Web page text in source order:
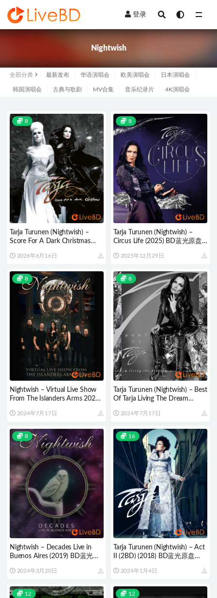
登录
Nightwish
全部分类 最新发布 华语演唱会 欧美演唱会 日本演唱会
韩国演唱会 古典与歌剧 MV合集 音乐纪录片 4K演唱会
8
Tarja Turunen (Nightwish) –
Score For A Dark Christmas
2026年6月16日
8
Tarja Turunen (Nightwish) –
Circus Life (2025) BD蓝光原盘
2025年12月29日
8
Nightwish – Virtual Live Show
From The Islanders Arms 2021
2024年7月17日
8
Tarja Turunen (Nightwish) – Best
Of Tarja Living The Dream
2024年7月17日
8
Nightwish – Decades Live in
Buenos Aires (2019) BD蓝光原
2024年3月20日
16
Tarja Turunen (Nightwish) – Act
II (2BD) (2018) BD蓝光原盘
2024年1月4日
12 12